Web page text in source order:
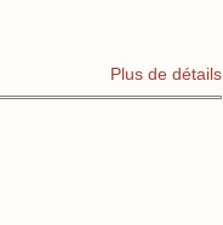
Plus de détails